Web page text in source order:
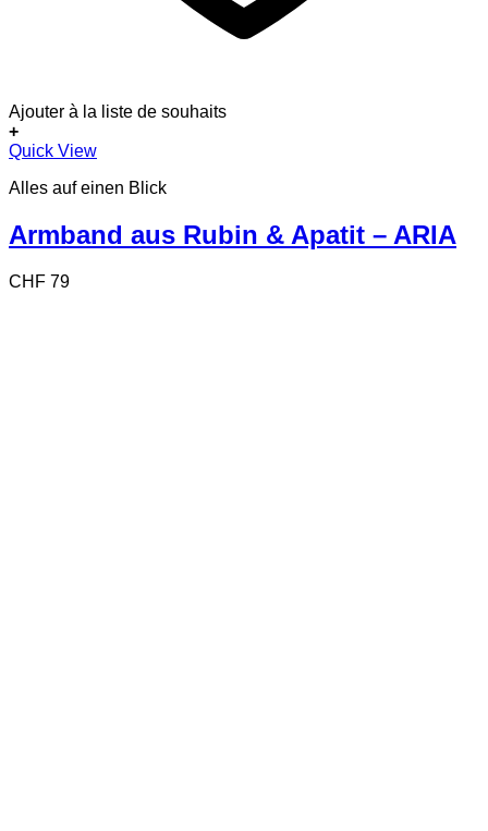
Ajouter à la liste de souhaits
+
Quick View
Alles auf einen Blick
Armband aus Rubin & Apatit – ARIA
CHF 79